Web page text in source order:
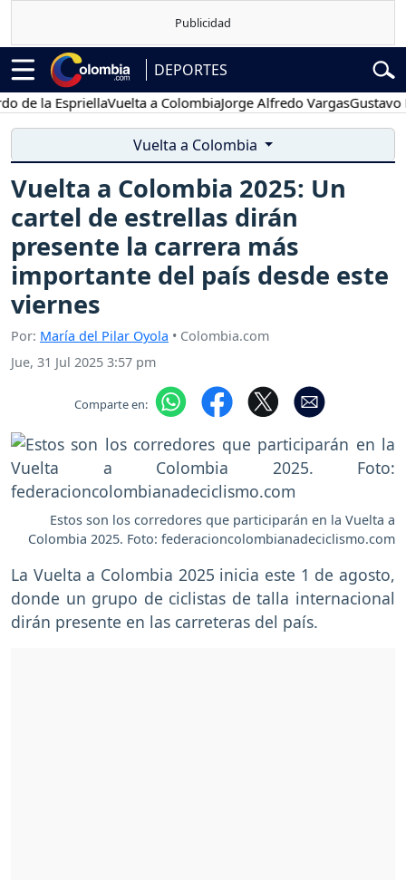
DEPORTES
EspriellaVuelta a ColombiaJorge Alfredo VargasGustavo Petro
Vuelta a Colombia
Vuelta a Colombia 2025: Un
cartel de estrellas dirán
presente la carrera más
importante del país desde este
viernes
Por: María del Pilar Oyola • Colombia.com
Jue, 31 Jul 2025 3:57 pm
Comparte en:
Estos son los corredores que participarán en la Vuelta a
Colombia 2025. Foto: federacioncolombianadeciclismo.com
La Vuelta a Colombia 2025 inicia este 1 de agosto,
donde un grupo de ciclistas de talla internacional
dirán presente en las carreteras del país.